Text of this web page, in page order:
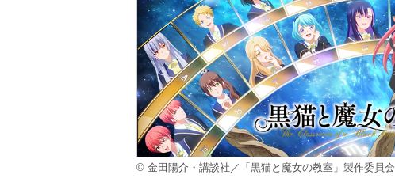
© 金田陽介・講談社／「黒猫と魔女の教室」製作委員会